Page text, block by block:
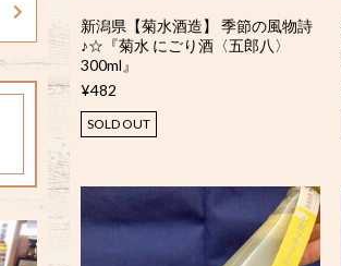
新潟県【菊水酒造】 季節の風物詩
♪☆『菊水 にごり酒〈五郎八〉
300ml』
¥482
SOLD OUT